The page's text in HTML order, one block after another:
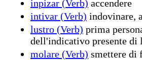
inpizar (Verb) accendere
intivar (Verb) indovinare,
lustro (Verb) prima
dell'indicativo presente di
molare (Verb) smettere di